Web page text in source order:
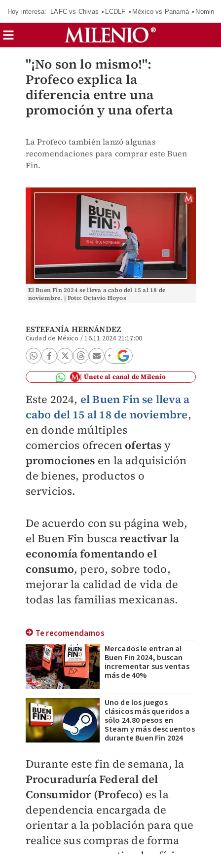
Hoy interesa: LAFC vs Chivas LCDLF México vs Panamá
"¡No son lo mismo!":
Profeco explica la
diferencia entre una
promoción y una oferta
La Profeco también lanzó algunas
recomendaciones para comprar este Buen
Fin.
El Buen Fin 2024 se lleva a cabo del 15 al 18 de
noviembre. | Foto: Octavio Hoyos
ESTEFANÍA HERNÁNDEZ
Ciudad de México /16.11.2024 21:17:00
Únete al canal de Milenio
Este 2024, el Buen Fin se lleva a
cabo del 15 al 18 de noviembre,
en donde múltiples
comercios ofrecen ofertas y
promociones en la adquisición
de bienes, productos o
servicios.
De acuerdo con su página web,
el Buen Fin buscareactivar la
economía fomentando el
consumo, pero, sobre todo,
mejorar la calidad de vida de
todas las familias mexicanas.
Te recomendamos
Mercados le entran al
Buen Fin 2024, buscan
incrementar sus ventas
más de 40%
Uno de los juegos
clásicos más queridos a
sólo 24.80 pesos en
Steam y más descuentos
durante Buen Fin 2024
Durante este fin de semana, la
Procuraduría Federal del
Consumidor (Profeco) es la
dependencia encargada de
orientar a la población para que
realice sus compras de forma